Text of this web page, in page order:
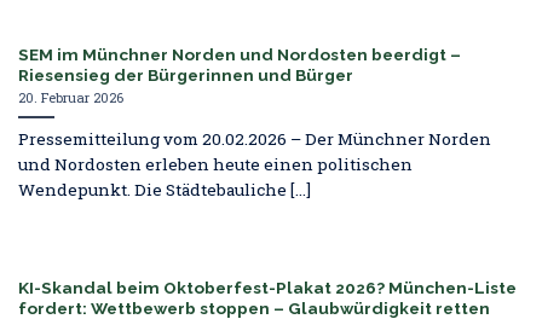
SEM im Münchner Norden und Nordosten beerdigt –
Riesensieg der Bürgerinnen und Bürger
20. Februar 2026
Pressemitteilung vom 20.02.2026 – Der Münchner Norden
und Nordosten erleben heute einen politischen
Wendepunkt. Die Städtebauliche [...]
KI-Skandal beim Oktoberfest-Plakat 2026? München-Liste
fordert: Wettbewerb stoppen – Glaubwürdigkeit retten